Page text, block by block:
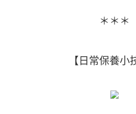
＊＊＊
【日常保養小